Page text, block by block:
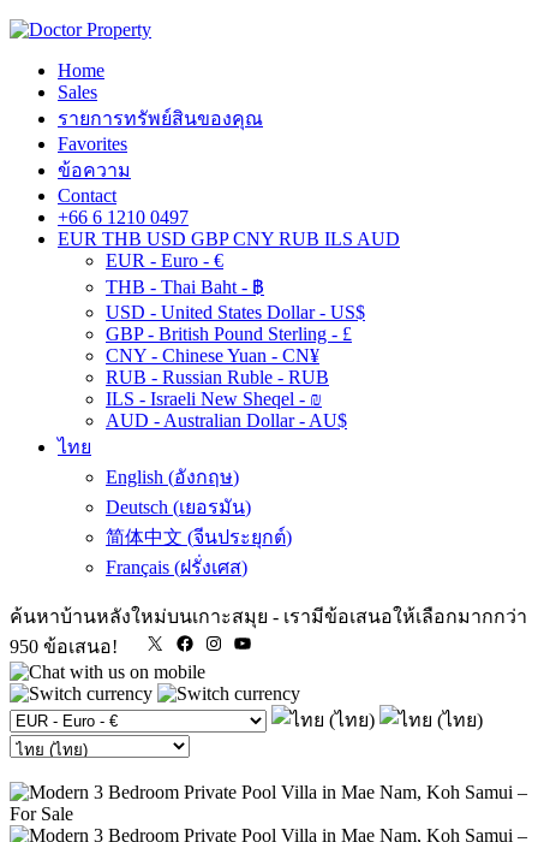
Home
Sales
รายการทรัพย์สินของคุณ
Favorites
ข้อความ
Contact
+66 6 1210 0497
EUR THB USD GBP CNY RUB ILS AUD
EUR - Euro - €
THB - Thai Baht - ฿
USD - United States Dollar - US$
GBP - British Pound Sterling - £
CNY - Chinese Yuan - CN¥
RUB - Russian Ruble - RUB
ILS - Israeli New Sheqel - ₪
AUD - Australian Dollar - AU$
ไทย
English (อังกฤษ)
Deutsch (เยอรมัน)
简体中文 (จีนประยุกต์)
Français (ฝรั่งเศส)
ค้นหาบ้านหลังใหม่บนเกาะสมุย - เรามีข้อเสนอให้เลือกมากกว่า
950 ข้อเสนอ!
X FacebookInstagram